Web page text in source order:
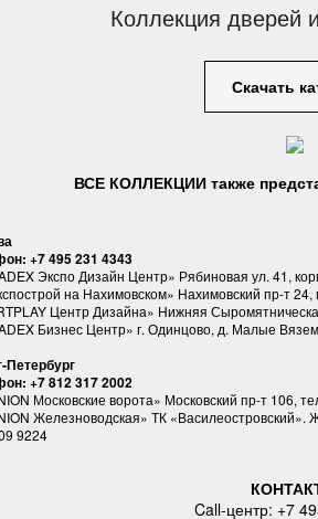
Коллекция дверей
Скачать
ВСЕ КОЛЛЕКЦИИ также
+7 495 231 4343
Экспо Дизайн Центр» Рябиновая ул. 41,
на Нахимовском» Нахимовский пр-т 24,
Центр Дизайна» Нижняя
Бизнес Центр» г. Одинцово, д. Малые
Петербург
+7 812 317 2002
Московские ворота» Московский пр-т 106,
Железноводская» ТК «Василеостровский».
9224
Call-центр: +7